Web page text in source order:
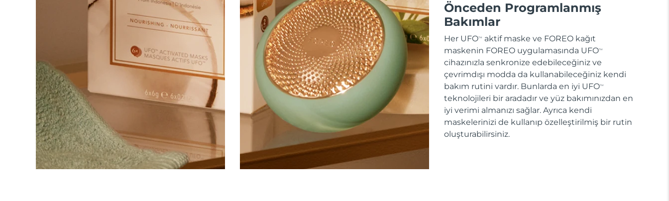
Önceden Programlanmış
Bakımlar
Her UFOTM
aktif maske ve FOREO kağıt
maskenin FOREO uygulamasında UFOTM
cihazınızla senkronize edebileceğiniz ve
çevrimdışı modda da kullanabileceğiniz kendi
bakım rutini vardır. Bunlarda en iyi UFOTM
teknolojileri bir aradadır ve yüz bakımınızdan en
iyi verimi almanızı sağlar. Ayrıca kendi
maskelerinizi de kullanıp özelleştirilmiş bir rutin
oluşturabilirsiniz.